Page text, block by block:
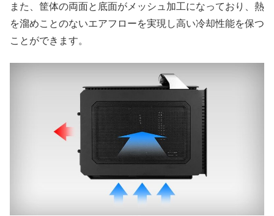
また、筐体の両面と底面がメッシュ加工になっており、熱
を溜めことのないエアフローを実現し高い冷却性能を保つ
ことができます。